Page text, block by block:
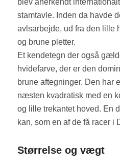
blev anerkendt
stamtavle. Inden da havde
avlsarbejde, ud fra den lille
og brune pletter.
Et kendetegn der også
hvidefarve, der er den
brune aftegninger. Den har
næsten kvadratisk med en
og lille trekantet hoved. En
kan, som en af de få racer i
Størrelse og vægt